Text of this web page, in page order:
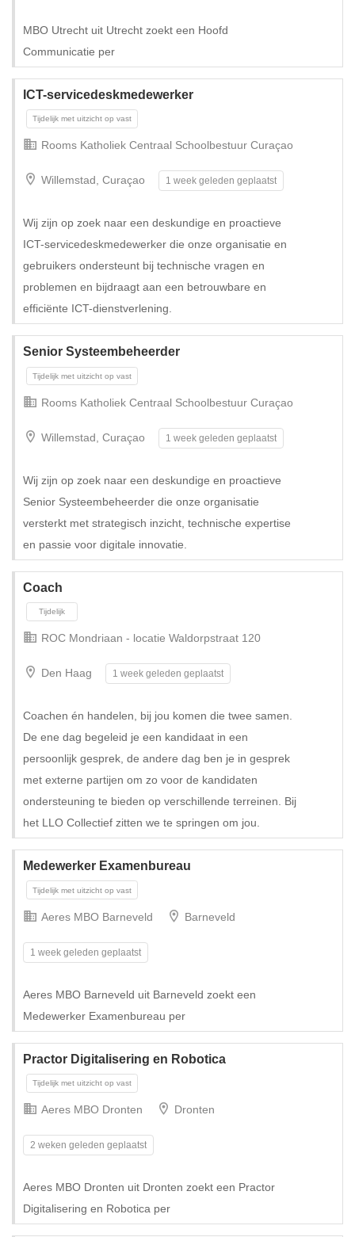
MBO Utrecht uit Utrecht zoekt een Hoofd
Communicatie per
ICT-servicedeskmedewerker
Tijdelijk met uitzicht op vast
Rooms Katholiek Centraal Schoolbestuur Curaçao
Willemstad, Curaçao 1 week geleden geplaatst
Wij zijn op zoek naar een deskundige en proactieve
ICT-servicedeskmedewerker die onze organisatie en
gebruikers ondersteunt bij technische vragen en
problemen en bijdraagt aan een betrouwbare en
efficiënte ICT-dienstverlening.
Senior Systeembeheerder
Tijdelijk met uitzicht op vast
Rooms Katholiek Centraal Schoolbestuur Curaçao
Willemstad, Curaçao 1 week geleden geplaatst
Wij zijn op zoek naar een deskundige en proactieve
Senior Systeembeheerder die onze organisatie
versterkt met strategisch inzicht, technische expertise
en passie voor digitale innovatie.
Coach
ROC Mondriaan - locatie Waldorpstraat 120
Den Haag 1 week geleden geplaatst
Coachen én handelen, bij jou komen die twee samen.
De ene dag begeleid je een kandidaat in een
persoonlijk gesprek, de andere dag ben je in gesprek
met externe partijen om zo voor de kandidaten
ondersteuning te bieden op verschillende terreinen. Bij
het LLO Collectief zitten we te springen om jou.
Medewerker Examenbureau
Tijdelijk met uitzicht op vast
Aeres MBO Barneveld Barneveld
1 week geleden geplaatst
Aeres MBO Barneveld uit Barneveld zoekt een
Medewerker Examenbureau per
Practor Digitalisering en Robotica
Aeres MBO Dronten Dronten
2 weken geleden geplaatst
Aeres MBO Dronten uit Dronten zoekt een Practor
Digitalisering en Robotica per